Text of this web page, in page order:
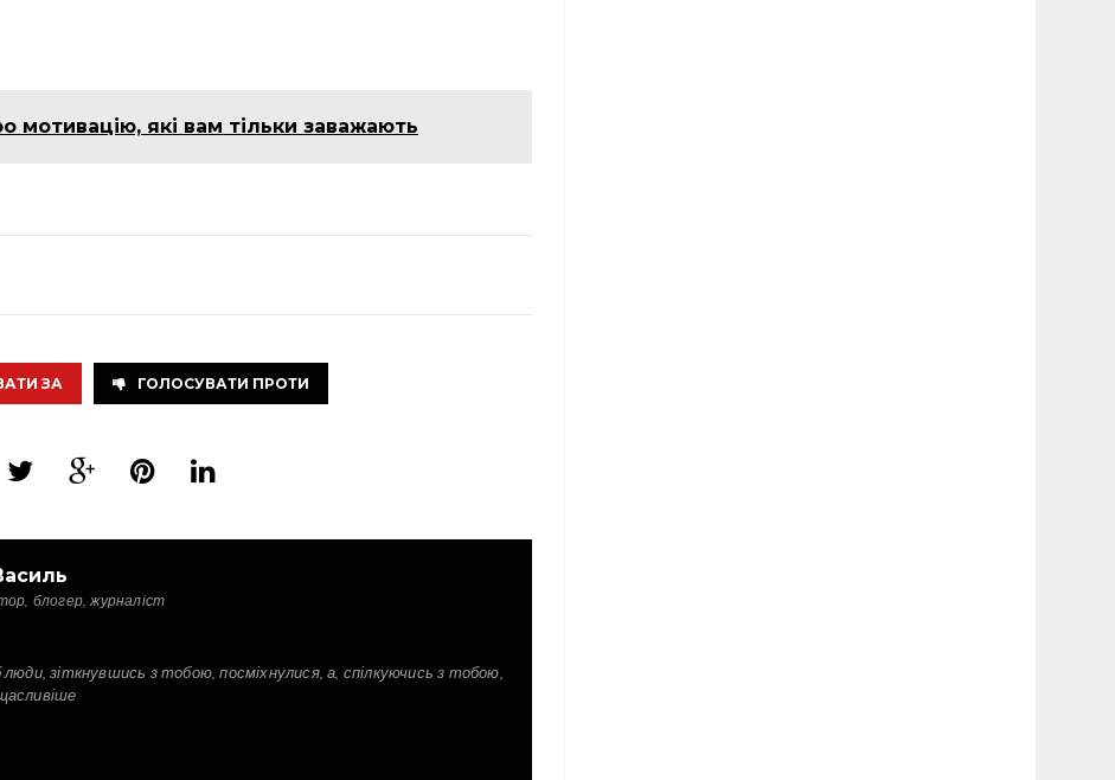
мотивацію, які вам тільки заважають
ЗА ГОЛОСУВАТИ ПРОТИ
блогер, журналіст
зіткнувшись з тобою, посміхнулися, а, спілкуючись з тобою,